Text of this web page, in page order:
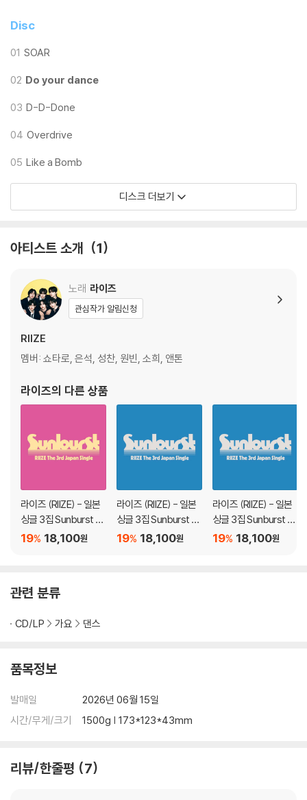
미니CD 수록앨범으로 미니CD 재생을 지원하지 않는 일부 CD플레이어
에서 작동되지 않습니다. 구매에 참고 부탁드립니다.
Disc
01 SOAR
02 Do your dance
03 D-D-Done
04 Overdrive
05 Like a Bomb
디스크 더보기
아티스트 소개 1
노래 라이즈
관심작가 알림신청
RIIZE
멤버: 쇼타로, 은석, 성찬, 원빈, 소희, 앤톤
라이즈의 다른 상품
라이즈 (RIIZE) - 일본
싱글 3집 Sunburst [I
NITIAL PRESS]
18,100원
19%
라이즈 (RIIZE) - 일본
싱글 3집 Sunburst [A
NTON Ver.]
18,100원
19%
라이즈 (RIIZE) - 일본
싱글 3집 Sunburst [S
OHEE Ver.]
18,100원
19%
관련 분류
CD/LP 가요 댄스
품목정보
발매일
2026년 06월 15일
시간/무게/크기
1500g | 173*123*43mm
리뷰/한줄평 7